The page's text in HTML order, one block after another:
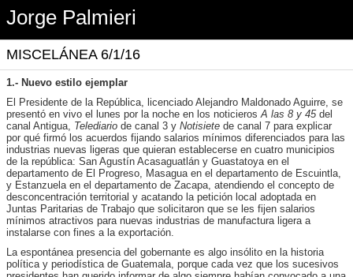
Jorge Palmieri
MISCELÁNEA 6/1/16
1.- Nuevo estilo ejemplar
El Presidente de la República, licenciado Alejandro Maldonado Aguirre, se
presentó en vivo el lunes por la noche en los noticierosA las 8 y 45del
canal Antigua, Telediario de canal 3 y Notisiete de canal 7 para explicar
por qué firmó los acuerdos fijando salarios mínimos diferenciados para las
industrias nuevas ligeras que quieran establecerse en cuatro municipios
de la república: San Agustín Acasaguatlán y Guastatoya en el
departamento de El Progreso, Masagua en el departamento de Escuintla,
y Estanzuela en el departamento de Zacapa, atendiendo el concepto de
desconcentración territorial y acatando la petición local adoptada en
Juntas Paritarias de Trabajo que solicitaron que se les fijen salarios
mínimos atractivos para nuevas industrias de manufactura ligera a
instalarse con fines a la exportación.
La espontánea presencia del gobernante es algo insólito en la historia
política y periodística de Guatemala, porque cada vez que los sucesivos